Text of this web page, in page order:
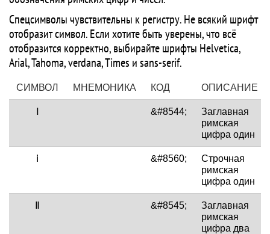
Cпецсимволы чувствительны к регистру. Не всякий шрифт
отобразит символ. Если хотите быть уверены, что всё
отобразится корректно, выбирайте шрифты Helvetica,
Arial, Tahoma, verdana, Times и sans-serif.
СИМВОЛ МНЕМОНИКА КОД ОПИСАНИЕ
Ⅰ &#8544;
Заглавная
римская
цифра один
ⅰ &#8560;
Строчная
римская
цифра один
Ⅱ &#8545;
Заглавная
римская
цифра два